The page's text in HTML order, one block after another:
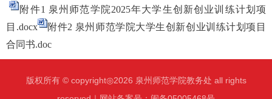
附件1 泉州师范学院2025年大学生创新创业训练计划项
目.docx
附件2 泉州师范学院大学生创新创业训练计划项目
合同书.doc
版权所有 © copyright◎2026 泉州师范学院教务处 all rights